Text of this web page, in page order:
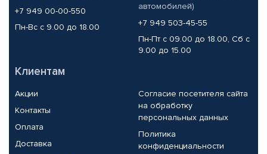
+7 949 00-00-550
Пн-Вс с 9.00 до 18.00
автомобилей)
+7 949 503-45-55
Пн-Пт с 09.00 до 18.00, Сб с
9.00 до 15.00
Клиентам
Акции
Контакты
Оплата
Доставка
Согласие посетителя сайта
на обработку
персональных данных
Политика
конфиденциальности